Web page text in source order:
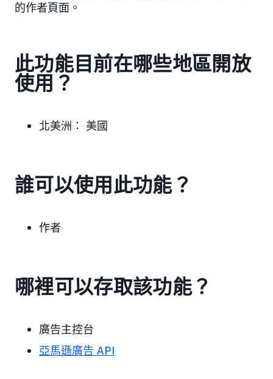
的作者頁面。
此功能目前在哪些地區開放
使用？
北美洲： 美國
誰可以使用此功能？
作者
哪裡可以存取該功能？
廣告主控台
亞馬遜廣告 API